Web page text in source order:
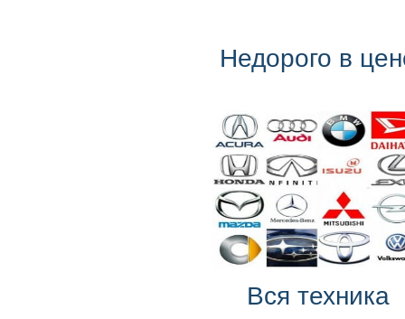
Недорого в
Вся техника